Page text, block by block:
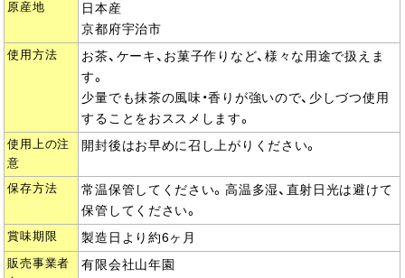
原産地
日本産
京都府宇治市
使用方法
お茶、ケーキ、お菓子作りなど、様々な用途で扱えま
す。
少量でも抹茶の風味・香りが強いので、少しづつ使用
することをおススメします。
使用上の注
意
開封後はお早めに召し上がりください。
保存方法
常温保管してください。高温多湿、直射日光は避けて
保管してください。
賞味期限 製造日より約6ヶ月
販売事業者
有限会社山年園